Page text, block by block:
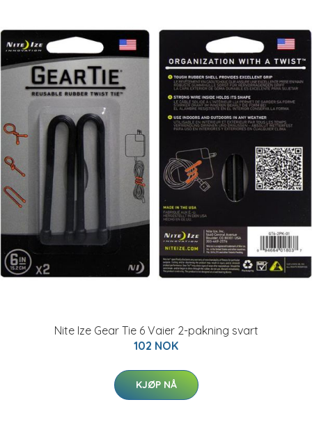
Nite Ize Gear Tie 6 Vaier 2-pakning svart
102 NOK
KJØP NÅ